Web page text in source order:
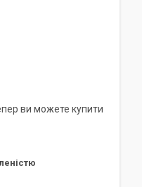
ви можете купити